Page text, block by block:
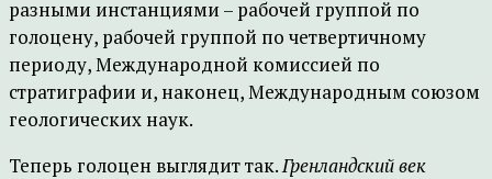
разными инстанциями – рабочей группой по
голоцену, рабочей группой по четвертичному
периоду, Международной комиссией по
стратиграфии и, наконец, Международным союзом
геологических наук.
Теперь голоцен выглядит так.Гренландский век